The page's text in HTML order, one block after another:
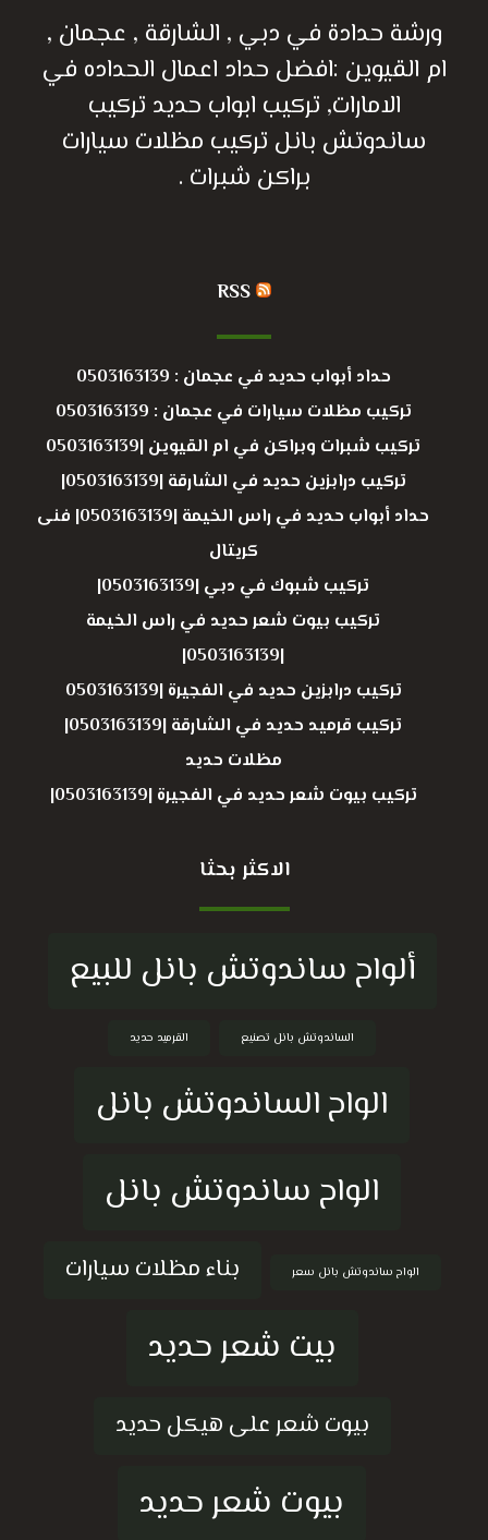
ورشة حدادة في دبي , الشارقة , عجمان ,
ام القيوين :افضل حداد اعمال الحداده في
الامارات, تركيب ابواب حديد تركيب
ساندوتش بانل تركيب مظلات سيارات
براكن شبرات .
RSS
حداد أبواب حديد في عجمان : 0503163139
تركيب مظلات سيارات في عجمان : 0503163139
تركيب شبرات وبراكن في ام القيوين |0503163139
تركيب درابزين حديد في الشارقة |0503163139|
حداد أبواب حديد في راس الخيمة |0503163139| فنى
كريتال
تركيب شبوك في دبي |0503163139|
تركيب بيوت شعر حديد في راس الخيمة
|0503163139|
تركيب درابزين حديد في الفجيرة |0503163139
تركيب قرميد حديد في الشارقة |0503163139|
مظلات حديد
تركيب بيوت شعر حديد في الفجيرة |0503163139|
الاكثر بحثا
ألواح ساندوتش بانل للبيع
الساندوتش بانل تصنيع القرميد حديد
الواح الساندوتش بانل
الواح ساندوتش بانل
الواح ساندوتش بانل سعر بناء مظلات سيارات
بيت شعر حديد
بيوت شعر على هيكل حديد
بيوت شعر حديد